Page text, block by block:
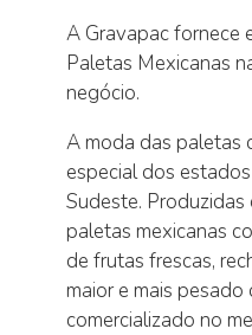
A Gravapac fornece
Paletas Mexicanas
negócio.
A moda das paletas
especial dos
Sudeste.
paletas mexicanas
de frutas frescas,
maior e mais
comercializado no